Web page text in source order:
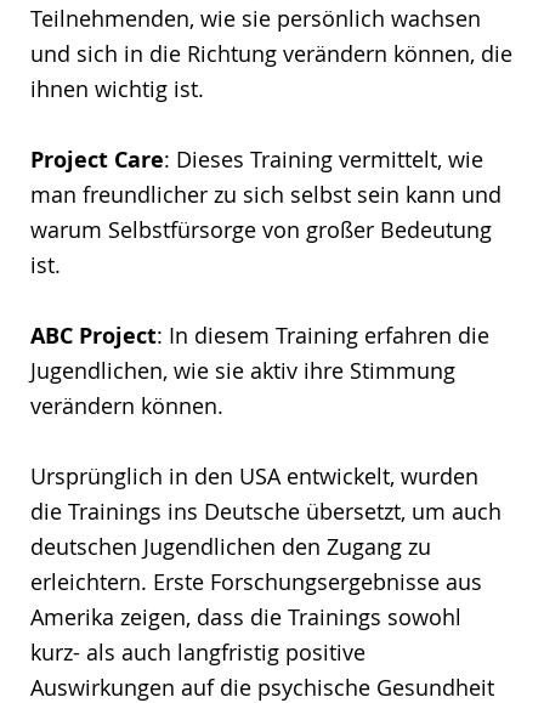
Teilnehmenden, wie sie persönlich wachsen
und sich in die Richtung verändern können, die
ihnen wichtig ist.
Project Care: Dieses Training vermittelt, wie
man freundlicher zu sich selbst sein kann und
warum Selbstfürsorge von großer Bedeutung
ist.
ABC Project: In diesem Training erfahren die
Jugendlichen, wie sie aktiv ihre Stimmung
verändern können.
Ursprünglich in den USA entwickelt, wurden
die Trainings ins Deutsche übersetzt, um auch
deutschen Jugendlichen den Zugang zu
erleichtern. Erste Forschungsergebnisse aus
Amerika zeigen, dass die Trainings sowohl
kurz- als auch langfristig positive
Auswirkungen auf die psychische Gesundheit